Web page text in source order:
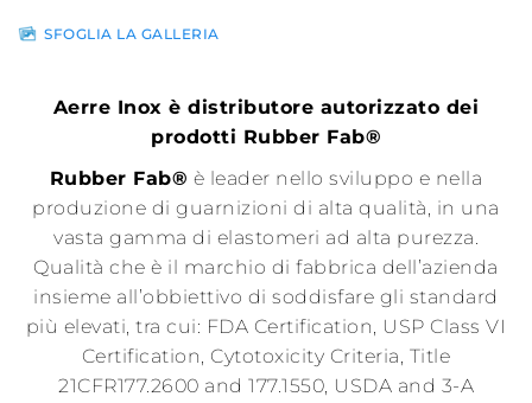
riservata
SFOGLIA LA GALLERIA
Aerre Inox è distributore autorizzato dei
prodotti Rubber Fab®
Rubber Fab® è leader nello sviluppo e nella
produzione di guarnizioni di alta qualità, in una
vasta gamma di elastomeri ad alta purezza.
Qualità che è il marchio di fabbrica dell’azienda
insieme all’obbiettivo di soddisfare gli standard
più elevati, tra cui: FDA Certification, USP Class VI
Certification, Cytotoxicity Criteria, Title
21CFR177.2600 and 177.1550, USDA and 3-A